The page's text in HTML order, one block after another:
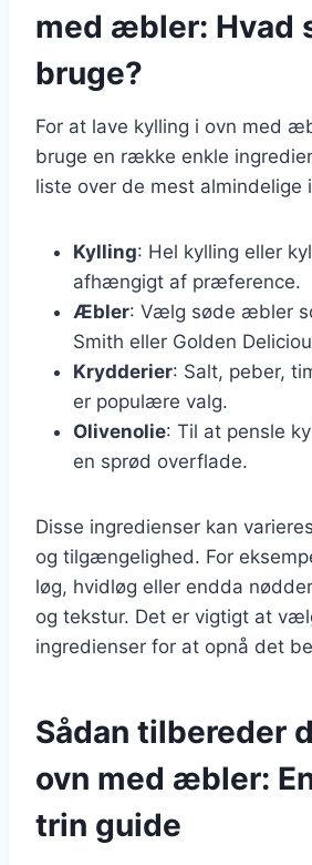
med æbler: Hvad
bruge?
For at lave kylling i ovn med
bruge en række enkle
liste over de mest almindelige
Kylling: Hel kylling eller
afhængigt af præference.
Æbler: Vælg søde æbler
Smith eller Golden
Krydderier: Salt, peber,
er populære valg.
Olivenolie: Til at pensle
en sprød overflade.
Disse ingredienser kan
og tilgængelighed. For
løg, hvidløg eller endda
og tekstur. Det er vigtigt at
ingredienser for at opnå det
Sådan tilbereder
ovn med æbler:
trin guide